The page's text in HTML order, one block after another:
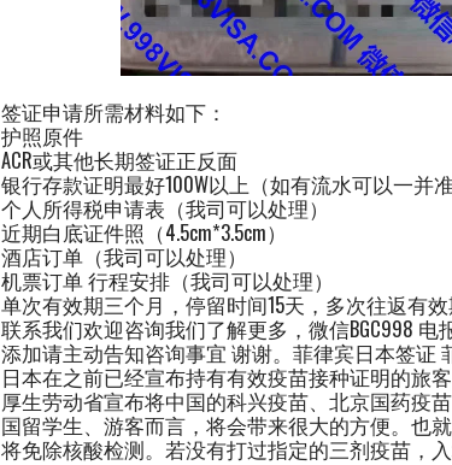
签证申请所需材料如下：
护照原件
ACR或其他长期签证正反面
银行存款证明最好100W以上（如有流水可以一并准
个人所得税申请表（我司可以处理）
近期白底证件照（4.5cm*3.5cm）
酒店订单（我司可以处理）
机票订单 行程安排（我司可以处理）
单次有效期三个月，停留时间15天，多次往返有
联系我们欢迎咨询我们了解更多，微信BGC998 电
添加请主动告知咨询事宜 谢谢。菲律宾日本签证
日本在之前已经宣布持有有效疫苗接种证明的旅
厚生劳动省宣布将中国的科兴疫苗、北京国药疫
国留学生、游客而言，将会带来很大的方便。也
将免除核酸检测。若没有打过指定的三剂疫苗，